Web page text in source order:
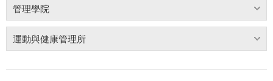
管理學院
運動與健康管理所